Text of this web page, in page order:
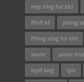
máy xông hơi khô
Nhiệt kế phòng
Phòng xông hơi khô
sauna sauna
tuyết tùng tylo